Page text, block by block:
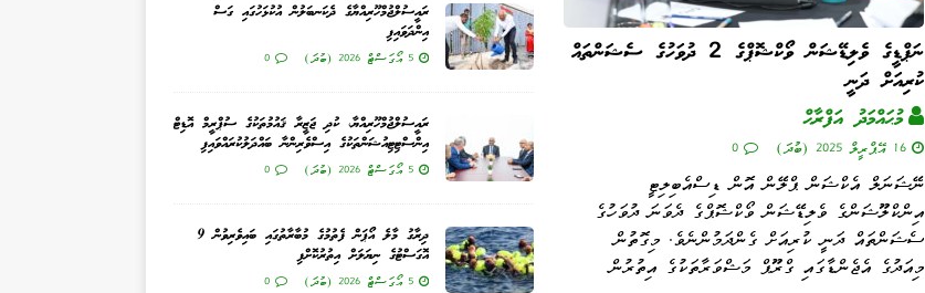
ނަޕްޑީގެ ވެލިޑޭޝަން ވޯކްޝޮޕްގެ 2 ދުވަހުގެ ސެޝަންތައް
ކުރިއަށް ދަނީ
މުޙައްމަދު އަފްރާޙް
16 އޭޕްރީލް 2025 (ބުދަ) 0
ނޭޝަނަލް އެކްޝަން ޕްލޭން އޮން ޑިސްއެބިލިޓީ
އިންކްލޫޝަންގެ ވެލިޑޭޝަން ވޯކްޝޮޕްގެ ދެވަނަ ދުވަހުގެ
ސެޝަންތައް ދަނީ ކުރިއަށް ގެންދަމުންނެވެ. މިގޮތުން
މިއަދުގެ އެޖެންޑާގައި ގްރޫޕް މަޝްވަރާތަކުގެ އިތުރުން
ރައީސުލްޖުމްހޫރިއްޔާގެ ދެކަނބަލުން އުކުޅަހުގައި ގަސް
އިންދަވައިފި
5 އޯގަސްޓް 2026 (ބުދަ) 0
ރައީސުލްޖުމްހޫރިއްޔާ، ކުދި ޖަޒީރާ ޤައުމުތަކުގެ ސުޕްރީމް އޮޑިޓް
އިންސްޓިޓިއުޝަންތަކުގެ އިސްވެރިންނާ ބައްދަލުކުރައްވައިފި
5 އޯގަސްޓް 2026 (ބުދަ) 0
ދިރާގު މާލެ އޯޕަން ފެތުމުގެ މުބާރާތުގައި ބައިވެރިވުން 9
އޮގަސްޓުގެ ނިޔަލަށް އިތުރުކޮށްފި
5 އޯގަސްޓް 2026 (ބުދަ) 0